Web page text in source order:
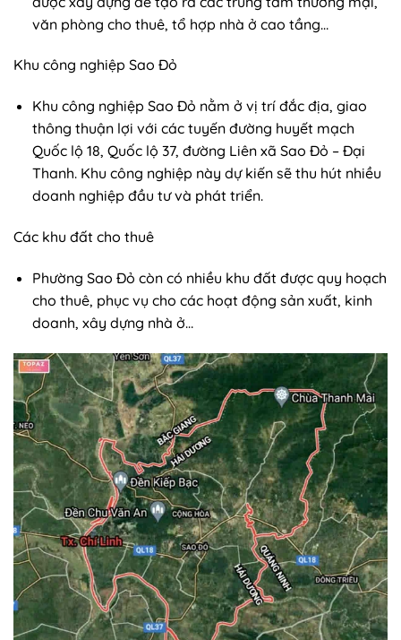
văn phòng cho thuê, tổ hợp nhà ở cao tầng…
Khu công nghiệp Sao Đỏ
Khu công nghiệp Sao Đỏ nằm ở vị trí đắc địa, giao
thông thuận lợi với các tuyến đường huyết mạch
Quốc lộ 18, Quốc lộ 37, đường Liên xã Sao Đỏ – Đại
Thanh. Khu công nghiệp này dự kiến sẽ thu hút nhiều
doanh nghiệp đầu tư và phát triển.
Các khu đất cho thuê
Phường Sao Đỏ còn có nhiều khu đất được quy hoạch
cho thuê, phục vụ cho các hoạt động sản xuất, kinh
doanh, xây dựng nhà ở…